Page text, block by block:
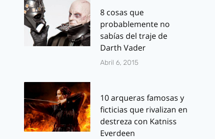
8 cosas que
probablemente no
sabías del traje de
Darth Vader
Abril 6, 2015
10 arqueras famosas y
ficticias que rivalizan en
destreza con Katniss
Everdeen